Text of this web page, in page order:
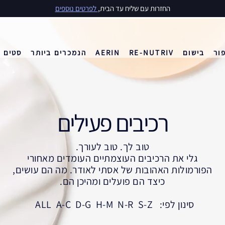
החזרות עם שליח עד הבית, לפרטים נוספים
בישום RE-NUTRIV
AERIN הנמכרים ביותר סטים
המועדפים של קרלי
המועדפים של קרלי
המועדפים של קרלי Ultimate Diamond
רכיבים פעילים
טוב לך. טוב לעורך.
גלי את הרכיבים העוצמתיים העומדים מאחורי
הפורמולות האהובות של אסתי לאודר. מה הם עושים,
כיצד הם פועלים ומהיכן הם.
סינון לפי:
ALL A-C D-G H-M N-R S-Z